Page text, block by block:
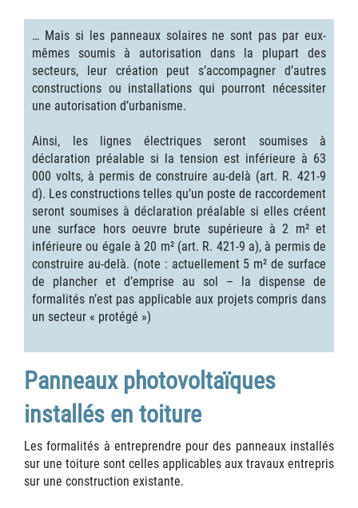
… Mais si les panneaux solaires ne sont pas par eux-
mêmes soumis à autorisation dans la plupart des
secteurs, leur création peut s’accompagner d’autres
constructions ou installations qui pourront nécessiter
une autorisation d’urbanisme.
Ainsi, les lignes électriques seront soumises à
déclaration préalable si la tension est inférieure à 63
000 volts, à permis de construire au-delà (art. R. 421-9
d). Les constructions telles qu’un poste de raccordement
seront soumises à déclaration préalable si elles créent
une surface hors oeuvre brute supérieure à 2 m² et
inférieure ou égale à 20 m² (art. R. 421-9 a), à permis de
construire au-delà. (note : actuellement 5 m² de surface
de plancher et d’emprise au sol – la dispense de
formalités n’est pas applicable aux projets compris dans
un secteur « protégé »)
Panneaux photovoltaïques
installés en toiture
Les formalités à entreprendre pour des panneaux installés
sur une toiture sont celles applicables aux travaux entrepris
sur une construction existante.